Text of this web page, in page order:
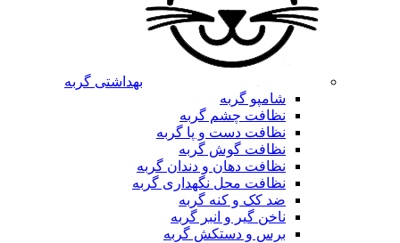
بهداشتی گربه
شامپو گربه
نظافت چشم گربه
نظافت دست و پا گربه
نظافت گوش گربه
نظافت دهان و دندان گربه
نظافت محل نگهداری گربه
ضد کک و کنه گربه
ناخن گیر و انبر گربه
برس و دستکش گربه